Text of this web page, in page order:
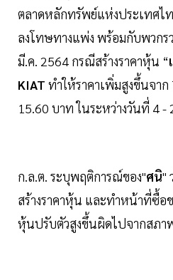
ตลาดหลักทรัพย์แห่งประเทศไท
ลงโทษทางแพ่ง พร้อมกับพวกร
มี.ค. 2564 กรณีสร้างราคาหุ้น “
KIAT ทำให้ราคาเพิ่มสูงขึ้นจา
15.60 บาท ในระหว่างวันที่ 4 -
ก.ล.ต. ระบุพฤติการณ์ของ"ศนิ"
สร้างราคาหุ้น และทำหน้าที่ซื้อ
หุ้นปรับตัวสูงขึ้นผิดไปจากสภา